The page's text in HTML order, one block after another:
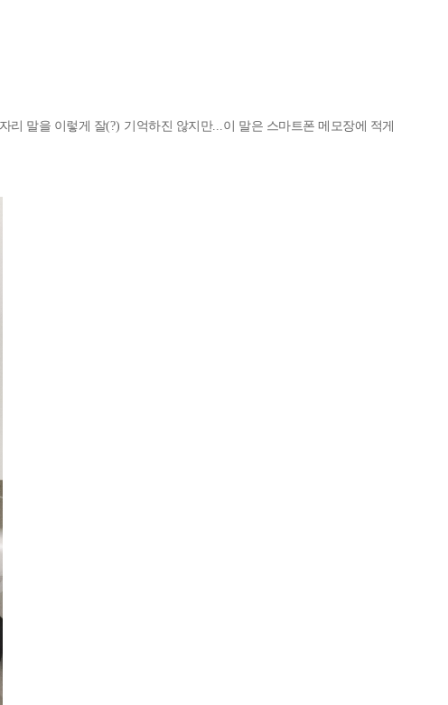
리 말을 이렇게 잘(?) 기억하진 않지만...이 말은 스마트폰 메모장에 적게